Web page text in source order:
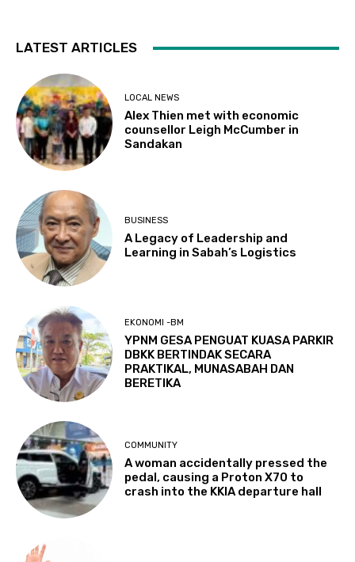
LATEST ARTICLES
LOCAL NEWS
Alex Thien met with economic
counsellor Leigh McCumber in
Sandakan
BUSINESS
A Legacy of Leadership and
Learning in Sabah’s Logistics
EKONOMI -BM
YPNM GESA PENGUAT KUASA PARKIR
DBKK BERTINDAK SECARA
PRAKTIKAL, MUNASABAH DAN
BERETIKA
COMMUNITY
A woman accidentally pressed the
pedal, causing a Proton X70 to
crash into the KKIA departure hall